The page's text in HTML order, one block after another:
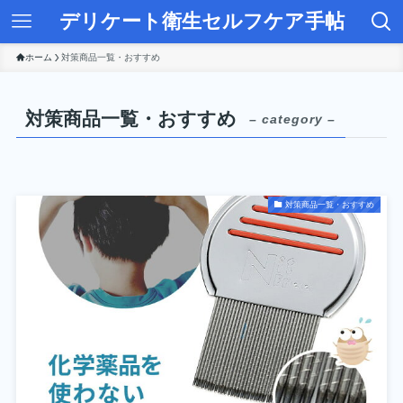
デリケート衛生セルフケア手帖
ホーム 対策商品一覧・おすすめ
対策商品一覧・おすすめ – category –
対策商品一覧・おすすめ